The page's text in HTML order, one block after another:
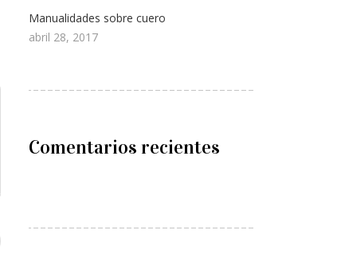
Manualidades sobre cuero
abril 28, 2017
Comentarios recientes